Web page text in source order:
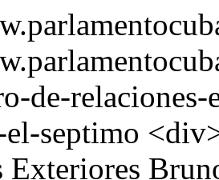
de-
septimo <div>Intervención del ministro de Relaciones Exteriores Bruno Rodríguez Parrilla en el Séptimo Período Ordinario de Sesiones de la Asamblea Nacional del Poder Popular, en su X Legislatura </div> <div class="img-titulo"></div> <span class="field field--name-uid field--type-entity-reference field--label-hidden"><span lang="" about="/user/47" typeof="schema:Person" property="schema:name" datatype="">enrique</span></span> <span class="field field--name-created field--type-created field--label-hidden">Jue, 30/07/2026 - 12:27</span> <div class="clearfix text-formatted field field--name-field-descripcion field--type-text-long field--label-hidden field__item"><p class="text-align-center"><span style="font-size:14pt"><span style="line-height:150%"><span style="font-family:Arial,&quot;sans-serif&quot;"><b>Intervención del ministro de Relaciones Exteriores Bruno Rodríguez Parrilla en el Séptimo Período Ordinario de Sesiones de la Asamblea Nacional del Poder Popular, en su X Legislatura </b></span></span></span></p> <p class="text-align-center"><span style="font-size:14pt"><span style="line-height:150%"><span style="font-family:Arial,&quot;sans-serif&quot;"><b>29 de julio de 2026</b></span></span></span></p> <p style="text-align:justify"> </p> <p style="text-align:justify"><span style="font-size:14pt"><span style="line-height:150%"><span style="font-family:Arial,&quot;sans-serif&quot;"><b>Compañero General de Ejército